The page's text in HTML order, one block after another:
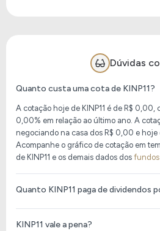
Dúvidas
Quanto custa uma cota de KINP11?
A cotação hoje de KINP11 é de R$ 0,00,
0,00% em relação ao último ano. A
negociando na casa dos R$ 0,00 e hoje
Acompanhe o gráfico de cotação em
de KINP11 e os demais dados dos fundos
Quanto KINP11 paga de dividendos
KINP11 vale a pena?